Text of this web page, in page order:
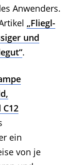
Anwenders.
„Fliegl-
und
.
ein
von je